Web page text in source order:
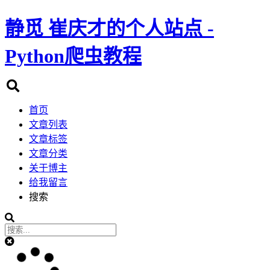
静觅 崔庆才的个人站点 -
Python爬虫教程
首页
文章列表
文章标签
文章分类
关于博主
给我留言
搜索